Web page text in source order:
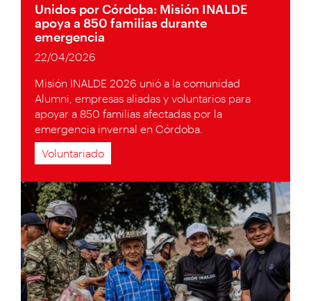
Unidos por Córdoba: Misión INALDE
apoya a 850 familias durante
emergencia
22/04/2026
Misión INALDE 2026 unió a la comunidad
Alumni, empresas aliadas y voluntarios para
apoyar a 850 familias afectadas por la
emergencia invernal en Córdoba.
Voluntariado